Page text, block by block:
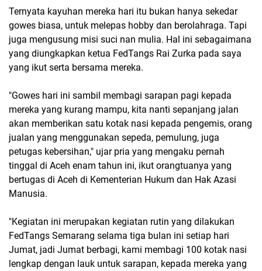
Ternyata kayuhan mereka hari itu bukan hanya sekedar
gowes biasa, untuk melepas hobby dan berolahraga. Tapi
juga mengusung misi suci nan mulia. Hal ini sebagaimana
yang diungkapkan ketua FedTangs Rai Zurka pada saya
yang ikut serta bersama mereka.
"Gowes hari ini sambil membagi sarapan pagi kepada
mereka yang kurang mampu, kita nanti sepanjang jalan
akan memberikan satu kotak nasi kepada pengemis, orang
jualan yang menggunakan sepeda, pemulung, juga
petugas kebersihan," ujar pria yang mengaku pernah
tinggal di Aceh enam tahun ini, ikut orangtuanya yang
bertugas di Aceh di Kementerian Hukum dan Hak Azasi
Manusia.
"Kegiatan ini merupakan kegiatan rutin yang dilakukan
FedTangs Semarang selama tiga bulan ini setiap hari
Jumat, jadi Jumat berbagi, kami membagi 100 kotak nasi
lengkap dengan lauk untuk sarapan, kepada mereka yang